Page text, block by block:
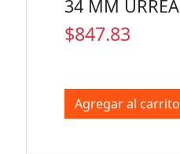
34 MM URREA
$847.83
Agregar al carrito